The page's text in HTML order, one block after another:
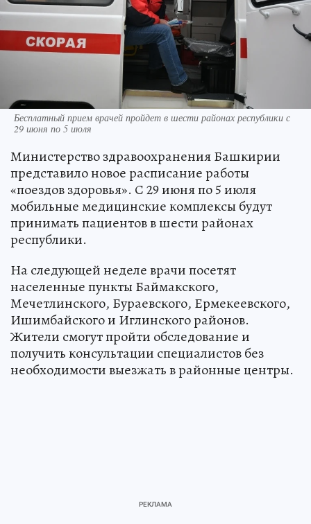
Бесплатный прием врачей пройдет в шести районах республики с
29 июня по 5 июля
Министерство здравоохранения Башкирии
представило новое расписание работы
«поездов здоровья». С 29 июня по 5 июля
мобильные медицинские комплексы будут
принимать пациентов в шести районах
республики.
На следующей неделе врачи посетят
населенные пункты Баймакского,
Мечетлинского, Бураевского, Ермекеевского,
Ишимбайского и Иглинского районов.
Жители смогут пройти обследование и
получить консультации специалистов без
необходимости выезжать в районные центры.